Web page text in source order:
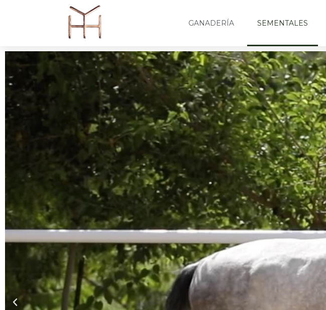
GANADERÍA SEMENTALES